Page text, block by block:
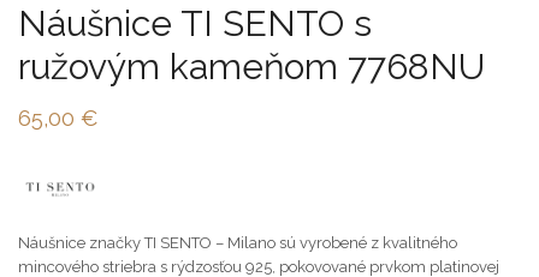
Náušnice TI SENTO s
ružovým kameňom 7768NU
65,00 €
Náušnice značky TI SENTO – Milano sú vyrobené z kvalitného
mincového striebra s rýdzosťou 925, pokovované prvkom platinovej